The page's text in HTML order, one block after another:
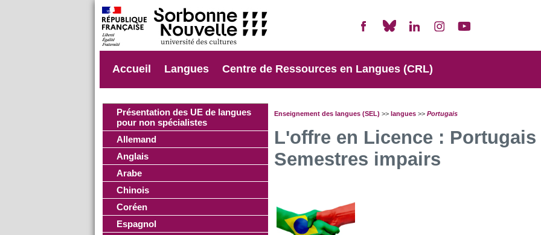
Accueil Langues Centre de Ressources en Langues (CRL)
Présentation des UE de langues
pour non spécialistes
Allemand
Anglais
Arabe
Chinois
Coréen
Espagnol
Enseignement des langues (SEL) >> langues>> Portugais
L'offre en Licence : Portugais
Semestres impairs